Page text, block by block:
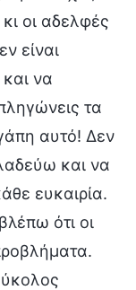
οι αδελφές
είναι
να
τα
αυτό! Δεν
και να
ευκαιρία.
ότι οι